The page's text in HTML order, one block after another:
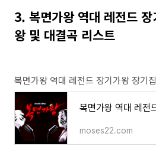
3. 복면가왕 역대 레전드
왕 및 대결곡 리스트
복면가왕 역대 레전드 장기가왕 장기
moses22.com